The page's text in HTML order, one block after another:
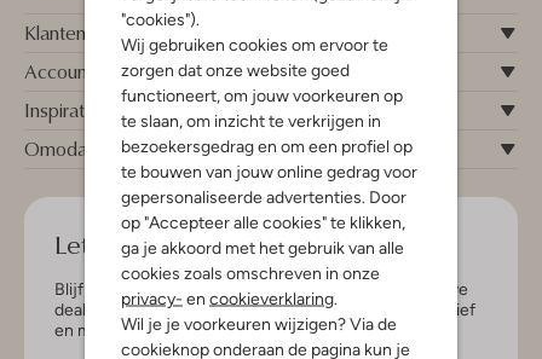
"cookies").
Wij gebruiken cookies om ervoor te
zorgen dat onze website goed
functioneert, om jouw voorkeuren op
te slaan, om inzicht te verkrijgen in
bezoekersgedrag en om een profiel op
te bouwen van jouw online gedrag voor
gepersonaliseerde advertenties. Door
op "Accepteer alle cookies" te klikken,
ga je akkoord met het gebruik van alle
cookies zoals omschreven in onze
privacy- en cookieverklaring
Wil je je voorkeuren wijzigen? Via de
cookieknop onderaan de pagina kun je
Klantenservice
Account
Inspiratie
Omoda
Let's keep in touch!
Blijf op de hoogte van de nieuwste items en exclusieve
deals, speciaal voor jou. Schrijf je in voor de nieuwsbrief
en maak kans op € 150,- shoptegoed.